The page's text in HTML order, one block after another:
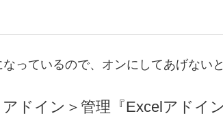
っているので、オンにしてあげない
ドイン＞管理『Excelアドイ